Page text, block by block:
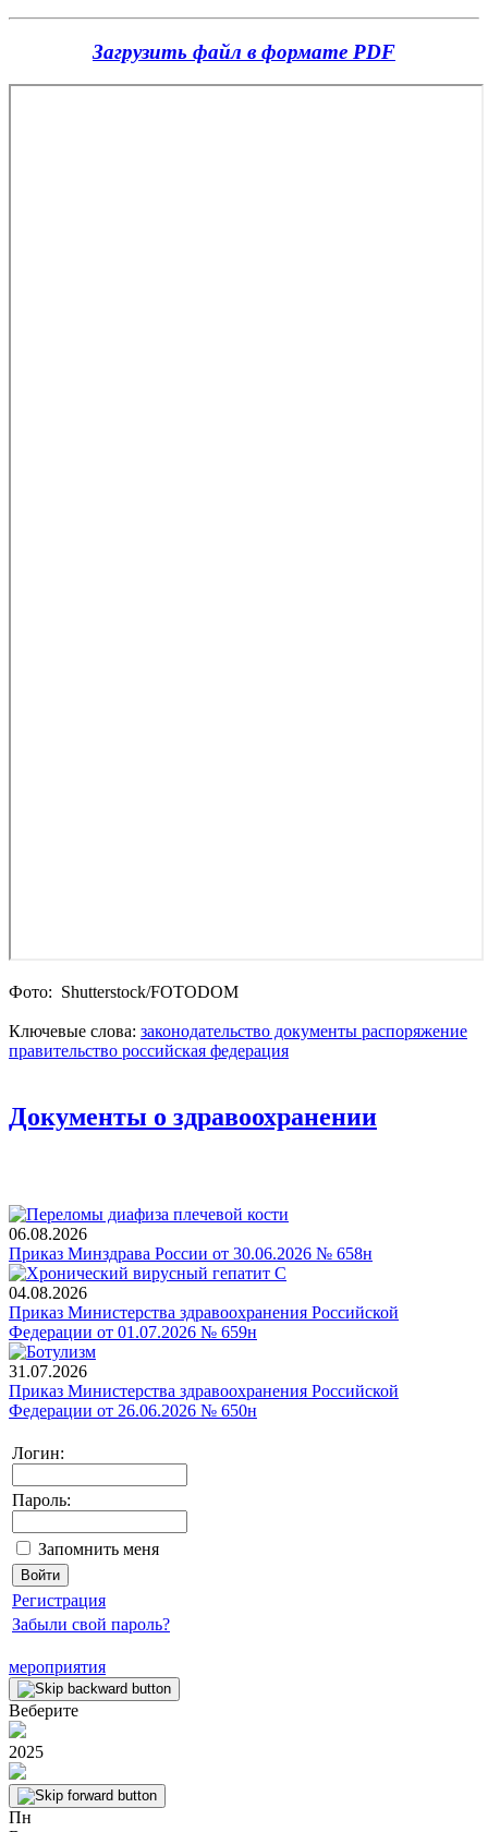
Загрузить файл в формате PDF
Фото: Shutterstoсk/FOTODOM
Ключевые слова: законодательство документы распоряжение
правительство российская федерация
Документы о здравоохранении
06.08.2026
Приказ Минздрава России от 30.06.2026 № 658н
04.08.2026
Приказ Министерства здравоохранения Российской
Федерации от 01.07.2026 № 659н
31.07.2026
Приказ Министерства здравоохранения Российской
Федерации от 26.06.2026 № 650н
Логин:
Пароль:
Запомнить меня
Регистрация
Забыли свой пароль?
мероприятия
Веберите
2025
Пн